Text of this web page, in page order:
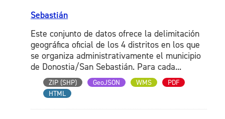
Sebastián
Este conjunto de datos ofrece la delimitación
geográfica oficial de los 4 distritos en los que
se organiza administrativamente el municipio
de Donostia/San Sebastián. Para cada...
ZIP (SHP) GeoJSON WMS
PDF
HTML